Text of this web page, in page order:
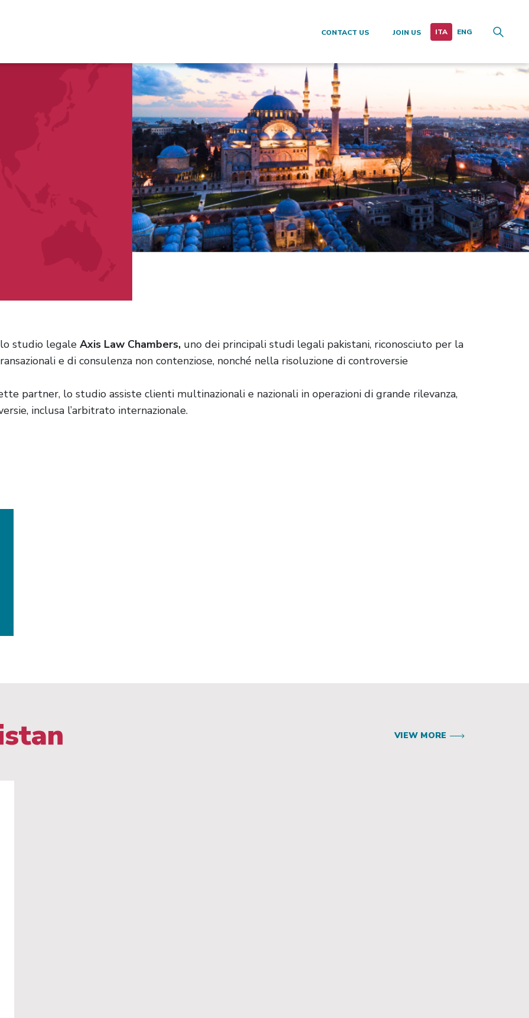
CONTACT US JOIN US
studio legale Axis Law Chambers,uno dei principali studi legali pakistani, riconosciuto per la
e di consulenza non contenziose, nonché nella risoluzione di controversie
partner, lo studio assiste clienti multinazionali e nazionali in operazioni di grande rilevanza,
inclusa l’arbitrato internazionale.
VIEW MORE